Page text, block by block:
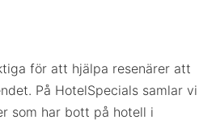
för att hjälpa resenärer att
På HotelSpecials samlar vi
som har bott på hotell i